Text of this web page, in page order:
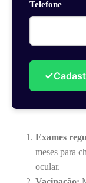
Telefone
✓
Exames
meses para
ocular.